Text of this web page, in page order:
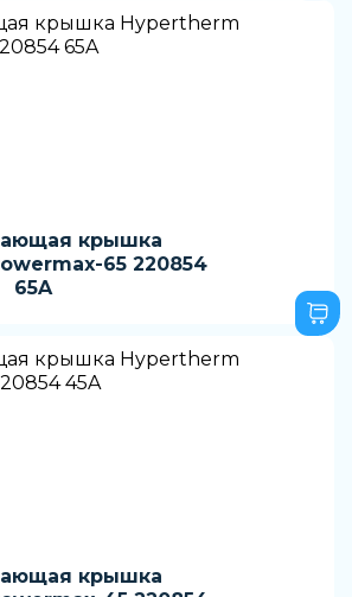
крышка
65 220854
65A
крышка